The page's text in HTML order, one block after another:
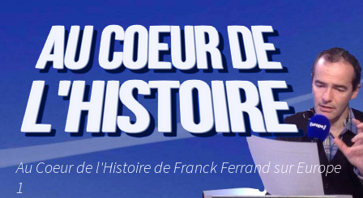
Au Coeur de l'Histoire de Franck Ferrand sur Europe
1